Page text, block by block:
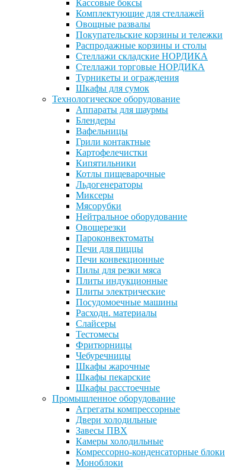
Кассовые боксы
Комплектующие для стеллажей
Овощные развалы
Покупательские корзины и тележки
Распродажные корзины и столы
Стеллажи складские НОРДИКА
Стеллажи торговые НОРДИКА
Турникеты и ограждения
Шкафы для сумок
Технологическое оборудование
Аппараты для шаурмы
Блендеры
Вафельницы
Грили контактные
Картофелечистки
Кипятильники
Котлы пищеварочные
Льдогенераторы
Миксеры
Мясорубки
Нейтральное оборудование
Овощерезки
Пароконвектоматы
Печи для пиццы
Печи конвекционные
Пилы для резки мяса
Плиты индукционные
Плиты электрические
Посудомоечные машины
Расходн. материалы
Слайсеры
Тестомесы
Фритюрницы
Чебуречницы
Шкафы жарочные
Шкафы пекарские
Шкафы расстоечные
Промышленное оборудование
Агрегаты компрессорные
Двери холодильные
Завесы ПВХ
Камеры холодильные
Комрессорно-конденсаторные блоки
Моноблоки